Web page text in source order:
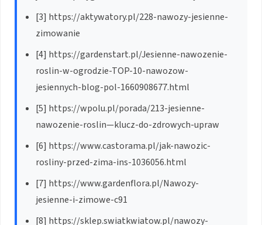
[3] https://aktywatory.pl/228-nawozy-jesienne-
zimowanie
[4] https://gardenstart.pl/Jesienne-nawozenie-
roslin-w-ogrodzie-TOP-10-nawozow-
jesiennych-blog-pol-1660908677.html
[5] https://wpolu.pl/porada/213-jesienne-
nawozenie-roslin—klucz-do-zdrowych-upraw
[6] https://www.castorama.pl/jak-nawozic-
rosliny-przed-zima-ins-1036056.html
[7] https://www.gardenflora.pl/Nawozy-
jesienne-i-zimowe-c91
[8] https://sklep.swiatkwiatow.pl/nawozy-